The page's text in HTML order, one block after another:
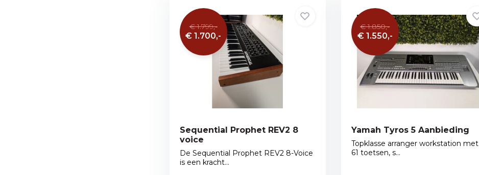
€ 1.799,-
€ 1.700,-
Sequential Prophet REV2 8
voice
De Sequential Prophet REV2 8-Voice
is een kracht...
€ 1.850,-
€ 1.550,-
Yamah Tyros 5 Aanbieding
Topklasse arranger workstation met
61 toetsen, s...